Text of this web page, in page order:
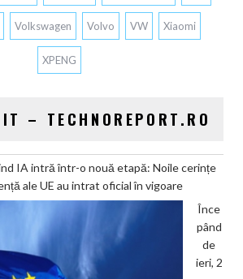
Volkswagen Volvo VW Xiaomi
XPENG
– TECHNOREPORT.RO
IA intră într-o nouă etapă: Noile cerințe
ale UE au intrat oficial în vigoare
Înce
pând
de
ieri, 2